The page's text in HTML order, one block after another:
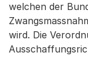
welchen der
wird. Die